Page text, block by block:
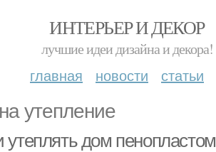
ИНТЕРЬЕР И ДЕКОР
лучшие идеи дизайна и декора!
главная новости статьи
утепление
утеплять дом пенопластом